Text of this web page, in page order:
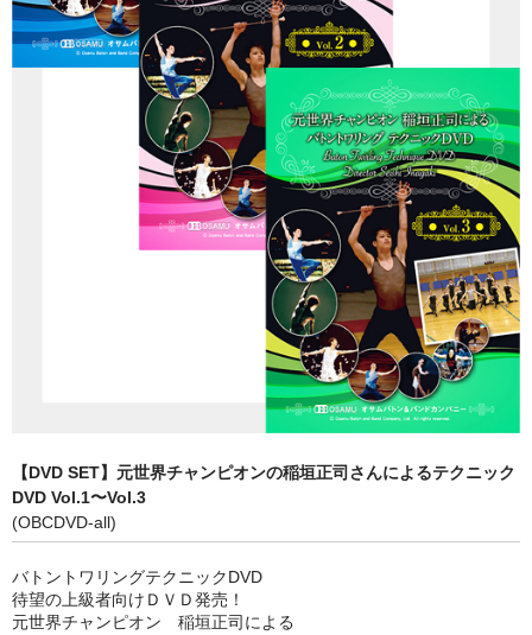
指導・クリニック DVD/BD
バトン・フリー音源 CD/DVD
【DVD SET】元世界チャンピオンの稲垣正司さんによるテクニック
DVD Vol.1〜Vol.3
(OBCDVD-all)
バトントワリングテクニックDVD
待望の上級者向けＤＶＤ発売！
元世界チャンピオン 稲垣正司による